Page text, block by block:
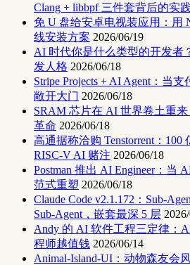
Clang + libbpf 三件套背后的实践
免 U 盘给安卓电视装应用：用
线安装方案 2026/06/19
AI 时代你是什么类型的开发者
发人格 2026/06/18
Stripe Projects + AI Agent：当
敞开大门 2026/06/18
SRAM 芯片在 AI 世界卷土重
革命 2026/06/18
高通据称洽购 Tenstorrent：100
RISC-V AI 赌注 2026/06/18
Postman 推出 AI Engineer：当
范式重塑 2026/06/18
Claude Code v2.1.172：Sub-
Sub-Agent，嵌套最深 5 层
Andy 的 AI 软件工程三定律：
程师越值钱 2026/06/14
Animal-Island-UI：动物森友会